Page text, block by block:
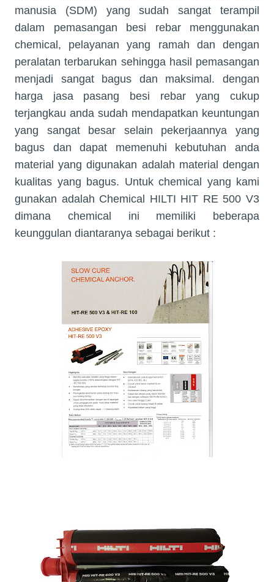
manusia (SDM) yang sudah sangat terampil
dalam pemasangan besi rebar menggunakan
chemical, pelayanan yang ramah dan dengan
peralatan terbarukan sehingga hasil pemasangan
menjadi sangat bagus dan maksimal. dengan
harga jasa pasang besi rebar yang cukup
terjangkau anda sudah mendapatkan keuntungan
yang sangat besar selain pekerjaannya yang
bagus dan dapat memenuhi kebutuhan anda
material yang digunakan adalah material dengan
kualitas yang bagus. Untuk chemical yang kami
gunakan adalah Chemical HILTI HIT RE 500 V3
dimana chemical ini memiliki beberapa
keunggulan diantaranya sebagai berikut :